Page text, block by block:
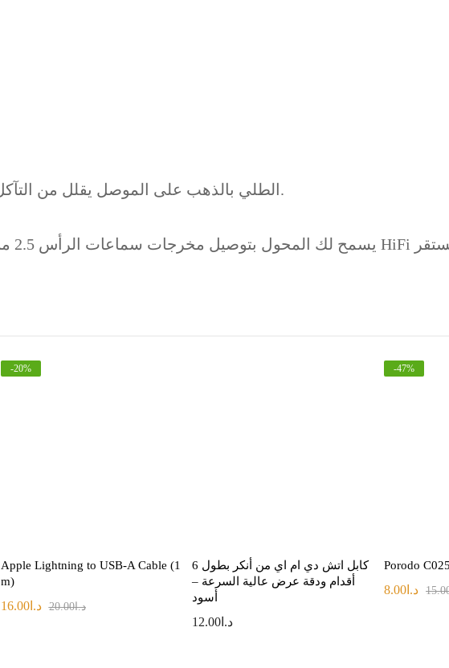
الطلي بالذهب على الموصل يقلل من التآكل والتآكل وفقدان الإشارة، ويضمن جودة نقل أفضل للبيانات.
-20%
Apple Lightning to USB-A Cable (1
m)
د.ا20.00 د.ا16.00
كابل اتش دي ام اي من أنكر بطول 6
أقدام ودقة عرض عالية السرعة –
أسود
د.ا 12.00
-47%
Porodo
د.ا 8.00